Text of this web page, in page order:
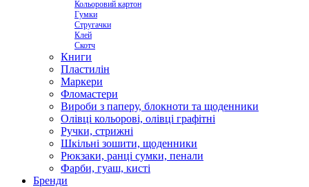
Кольоровий картон
Гумки
Стругачки
Клей
Скотч
Книги
Пластилін
Маркери
Фломастери
Вироби з паперу, блокноти та щоденники
Олівці кольорові, олівці графітні
Ручки, стрижні
Шкільні зошити, щоденники
Рюкзаки, ранці сумки, пенали
Фарби, гуаш, кисті
Бренди